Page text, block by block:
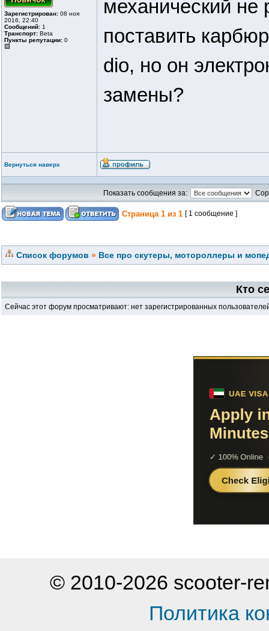
Зарегистрирован: 08 ноя
2016, 22:40
Сообщений: 1
Транспорт: Beta
Пункты репутации: 0
механический не
поставить
dio, но он
замены?
Вернуться наверх
Показать сообщения за:
Страница 1 из 1 [ 1 сообщение ]
Список форумов » Все про скутеры, мотороллеры и
Кто
Сейчас этот форум просматривают: нет зарегистрированных
© 2010-2026 scooter-
Политика